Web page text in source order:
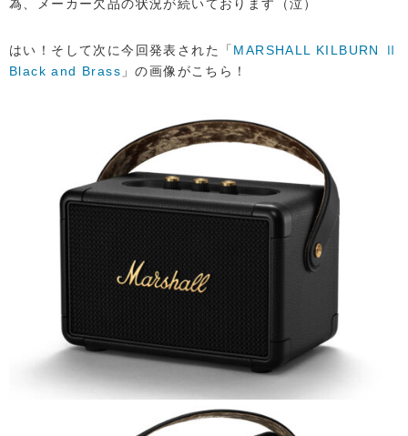
為、メーカー欠品の状況が続いております（泣）
はい！そして次に今回発表された「 MARSHALL KILBURN Ⅱ
Black and Brass 」の画像がこちら！